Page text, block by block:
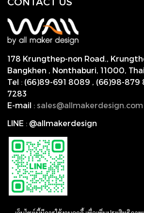
178 Krungthep-non Road.,
Bangkhen , Nonthaburi, 11000,
Tel : (66)89-691 8089 , (66)98-879
7283
E-mail : sales@allmakerdesign.com
LINE : @allmakerdesign